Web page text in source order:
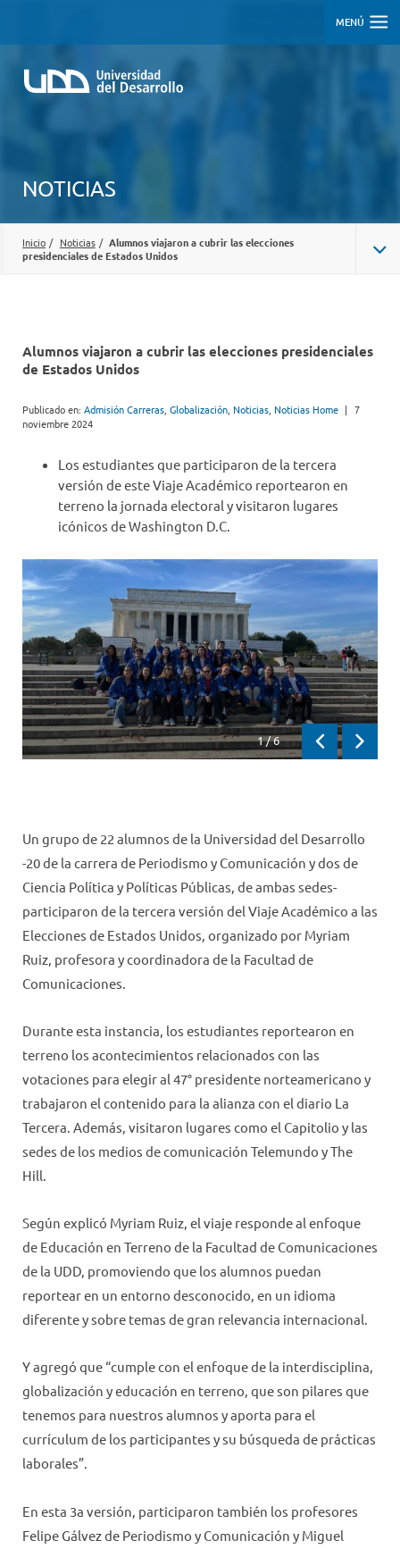
MENÚ
NOTICIAS
Inicio / Noticias / Alumnos viajaron a cubrir las elecciones
presidenciales de Estados Unidos
Alumnos viajaron a cubrir las elecciones presidenciales
de Estados Unidos
Publicado en: Admisión Carreras Globalización Noticias Noticias Home | 7
noviembre 2024
Los estudiantes que participaron de la tercera
versión de este Viaje Académico reportearon en
terreno la jornada electoral y visitaron lugares
icónicos de Washington D.C.
1/6
PreviousNext
Un grupo de 22 alumnos de la Universidad del Desarrollo
-20 de la carrera de Periodismo y Comunicación y dos de
Ciencia Política y Políticas Públicas, de ambas sedes-
participaron de la tercera versión del Viaje Académico a las
Elecciones de Estados Unidos, organizado por Myriam
Ruiz, profesora y coordinadora de la Facultad de
Comunicaciones.
Durante esta instancia, los estudiantes reportearon en
terreno los acontecimientos relacionados con las
votaciones para elegir al 47° presidente norteamericano y
trabajaron el contenido para la alianza con el diario La
Tercera. Además, visitaron lugares como el Capitolio y las
sedes de los medios de comunicación Telemundo y The
Hill.
Según explicó Myriam Ruiz, el viaje responde al enfoque
de Educación en Terreno de la Facultad de Comunicaciones
de la UDD, promoviendo que los alumnos puedan
reportear en un entorno desconocido, en un idioma
diferente y sobre temas de gran relevancia internacional.
Y agregó que “cumple con el enfoque de la interdisciplina,
globalización y educación en terreno, que son pilares que
tenemos para nuestros alumnos y aporta para el
currículum de los participantes y su búsqueda de prácticas
laborales”.
En esta 3a versión, participaron también los profesores
Felipe Gálvez de Periodismo y Comunicación y Miguel